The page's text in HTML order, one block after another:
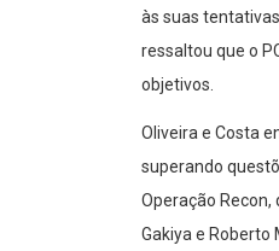
às suas
ressaltou que o
objetivos.
Oliveira e Costa
superando
Operação
Gakiya e Roberto